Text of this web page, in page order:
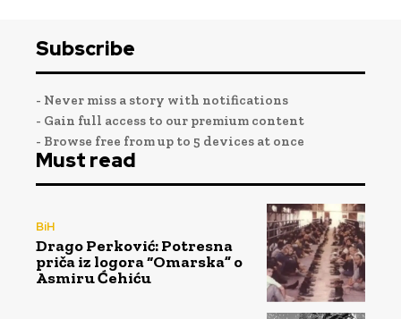
Subscribe
- Never miss a story with notifications
- Gain full access to our premium content
- Browse free from up to 5 devices at once
Must read
BiH
Drago Perković: Potresna
priča iz logora “Omarska” o
Asmiru Ćehiću